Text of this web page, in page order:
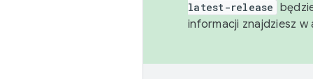
latest-release
informacji znajdziesz